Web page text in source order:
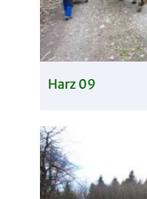
Harz 09